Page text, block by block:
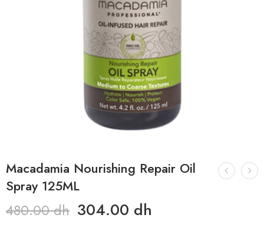
Macadamia Nourishing Repair Oil
Spray 125ML
480.00dh 304.00 dh